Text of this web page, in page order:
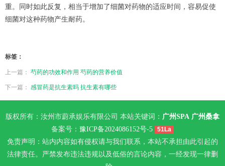
重。同时如此反复，相当于增加了细菌对药物的适应时间，容易促使
细菌对这种药物产生耐药。
标签：
上一篇： 芍药的功效和作用 芍药的营养价值
下一篇： 感冒药是抗生素吗 抗生素有哪些
版权所有：汝州市蔚承娱乐有限公司 本站关键词： 广州SPA 广州桑拿
备案号： 豫ICP备2024086152号-5 51La
免责声明：站内内容如有侵权请与我们联系，本站不承担由此引起的
法律责任。严禁发布违法违规以及低俗的言论内容，一经发现一律删